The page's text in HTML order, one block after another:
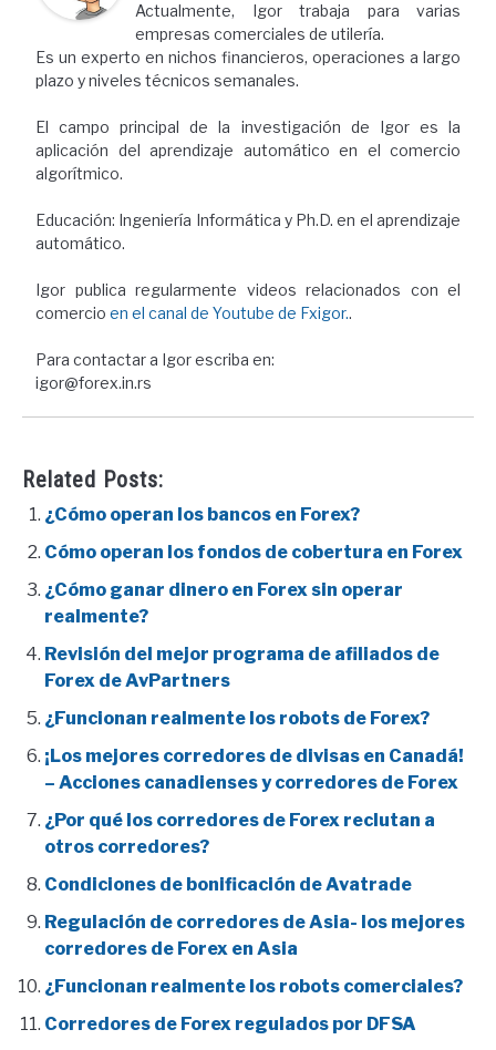
Actualmente, Igor trabaja para varias
empresas comerciales de utilería.
Es un experto en nichos financieros, operaciones a largo
plazo y niveles técnicos semanales.
El campo principal de la investigación de Igor es la
aplicación del aprendizaje automático en el comercio
algorítmico.
Educación: Ingeniería Informática y Ph.D. en el aprendizaje
automático.
Igor publica regularmente videos relacionados con el
comercio en el canal de Youtube de Fxigor..
Para contactar a Igor escriba en:
igor@forex.in.rs
Related Posts:
¿Cómo operan los bancos en Forex?
Cómo operan los fondos de cobertura en Forex
¿Cómo ganar dinero en Forex sin operar
realmente?
Revisión del mejor programa de afiliados de
Forex de AvPartners
¿Funcionan realmente los robots de Forex?
¡Los mejores corredores de divisas en Canadá!
– Acciones canadienses y corredores de Forex
¿Por qué los corredores de Forex reclutan a
otros corredores?
Condiciones de bonificación de Avatrade
Regulación de corredores de Asia- los mejores
corredores de Forex en Asia
¿Funcionan realmente los robots comerciales?
Corredores de Forex regulados por DFSA